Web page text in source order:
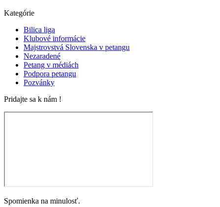
Kategórie
Bilica liga
Klubové informácie
Majstrovstvá Slovenska v petangu
Nezaradené
Petang v médiách
Podpora petangu
Pozvánky
Pridajte sa k nám !
Spomienka na minulosť.